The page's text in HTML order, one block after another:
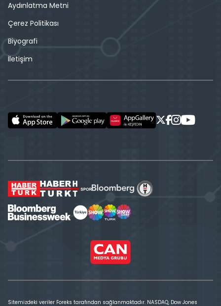
Aydınlatma Metni
Çerez Politikası
Biyografi
İletişim
Sitemizdeki veriler Foreks tarafından sağlanmaktadır. NASDAQ, Dow Jones